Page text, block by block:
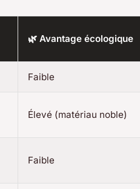
🌿 Avantage écologique
Faible
Élevé (matériau noble)
Faible